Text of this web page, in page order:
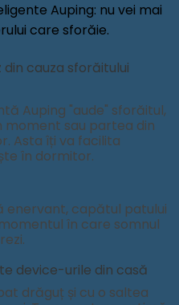
Auping: nu vei mai
care sforăie.
cauza sforăitului
Auping "aude" sforăitul,
moment sau partea din
Asta îți va facilita
în dormitor.
enervant, capătul patului
în care somnul
device-urile din casă
drăguț și cu o saltea